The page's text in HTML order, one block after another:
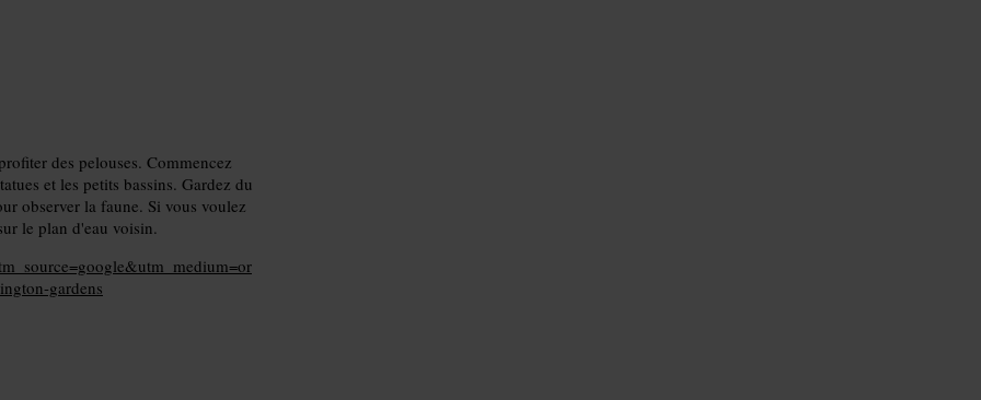
des pelouses. Commencez
et les petits bassins. Gardez du
observer la faune. Si vous voulez
le plan d'eau voisin.
gardens